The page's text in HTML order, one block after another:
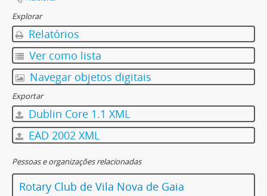
Explorar
Relatórios
Ver como lista
Navegar objetos digitais
Exportar
Dublin Core 1.1 XML
EAD 2002 XML
Pessoas e organizações relacionadas
Rotary Club de Vila Nova de Gaia